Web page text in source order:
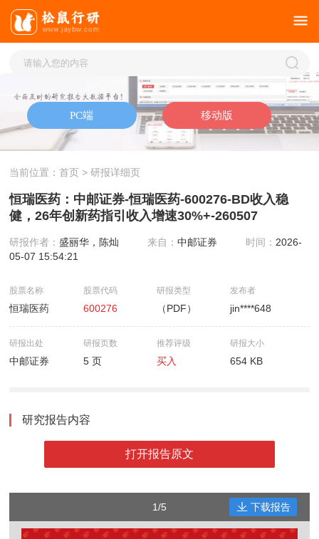
当前位置：首页 > 研报详细页
恒瑞医药：中邮证券-恒瑞医药-600276-BD收入稳
健，26年创新药指引收入增速30%+-260507
研报作者：盛丽华，陈灿 来自：中邮证券 时间： 2026-
05-07 15:54:21
股票名称
恒瑞医药
股票代码
600276
研报类型
（PDF）
发布者
jin****648
研报出处
中邮证券
研报页数
5 页
推荐评级
买入
研报大小
654 KB
研究报告内容
打开报告原文
1/5 下载报告